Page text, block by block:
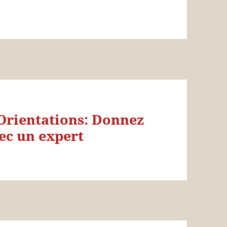
Donnez
un expert